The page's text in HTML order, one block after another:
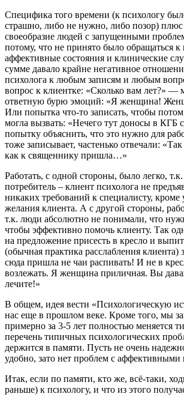
Специфика того времени (к психологу
страшно, либо не нужно, либо позор) плюс
своеобразие людей с запущенными
потому, что не принято было обращаться
аффективные состояния и клинические
сумме давало крайне негативное
психолога к любым записям и любым
вопрос к клиентке: «Сколько вам лет?» —
ответную бурю эмоций: «Я женщина!
Или попытка что-то записать, чтобы
могла вызвать: «Нечего тут доносы в КГБ
попытку объяснить, что это нужно для
тоже записывает, частенько отвечали:
как к священнику пришла…»
Работать, с одной стороны, было легко,
потребитель – клиент психолога не
никаких требований к специалисту, кроме
желания клиента. А с другой стороны,
т.к. люди абсолютно не понимали, что
чтобы эффективно помочь клиенту. Так
на предложение присесть в кресло и
(обычная практика расслабления клиента)
сюда пришла не чаи распивать! И не в
возлежать. Я женщина приличная. Вы
лечите!»
В общем, идея вести «Психологическую
нас еще в прошлом веке. Кроме того, мы
примерно за 3-5 лет полностью меняется
перечень типичных психологических
держится в памяти. Пусть не очень
удобно, зато нет проблем с аффективными
Итак, если по памяти, кто же, всё-таки,
раньше) к психологу, и что из этого